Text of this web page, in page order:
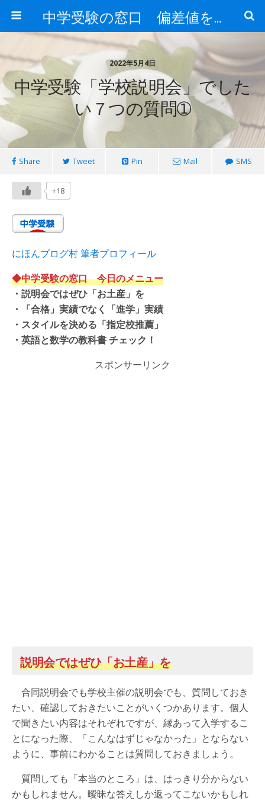
中学受験の窓口 偏差値を上げる勉強法
2022年5月4日
中学受験「学校説明会」でした
い７つの質問➀
Share Tweet Pin Mail SMS
+18
にほんブログ村 筆者プロフィール
◆中学受験の窓口 今日のメニュー
・ 説明会ではぜひ「お土産」を
・
「合格」実績でなく「進学」実績
・ スタイルを決める「指定校推薦 」
・英語と数学の教科書 チェック！
スポンサーリンク
説明会ではぜひ「お土産」を
合同説明会でも学校主催の説明会でも、質問しておき
たい、確認しておきたいことがいくつかあります。個人
で聞きたい内容はそれぞれですが、縁あって入学するこ
とになった際、「こんなはずじゃなかった」とならない
ように、事前にわかることは質問しておきましょう。
質問しても「本当のところ」は、はっきり分からない
かもしれません。曖昧な答えしか返ってこないかもしれ